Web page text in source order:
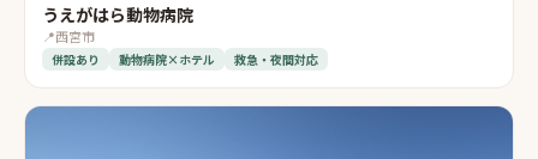
うえがはら動物病院
📍西宮市
併設あり 動物病院×ホテル 救急・夜間対応